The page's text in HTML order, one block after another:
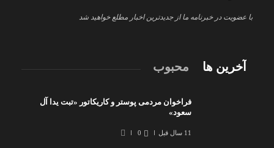
با عضویت در خبرنامه ما از جدیدترین اخبار مطلع خواهید شد
آخرین ها محبوب
فراخوان مردمی پوستر و کاریکاتور «تبت یدا آل
سعود»
11 سال قبل 0